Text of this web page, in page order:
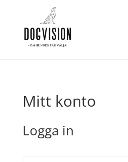
Mitt konto
Logga in